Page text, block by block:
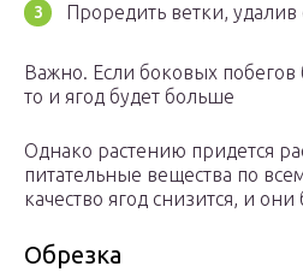
Проредить ветки,
Важно. Если боковых
то и ягод будет больше
Однако растению придется
питательные вещества по
качество ягод снизится, и они
Обрезка